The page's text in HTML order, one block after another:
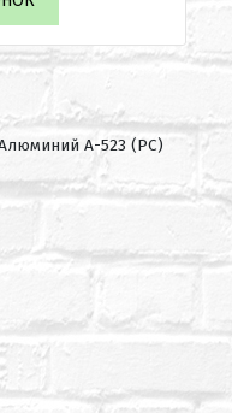
А-523 (PC)